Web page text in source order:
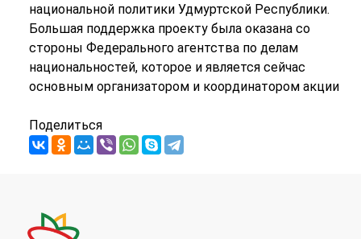
национальной политики Удмуртской Республики.
Большая поддержка проекту была оказана со
стороны Федерального агентства по делам
национальностей, которое и является сейчас
основным организатором и координатором акции
Поделиться